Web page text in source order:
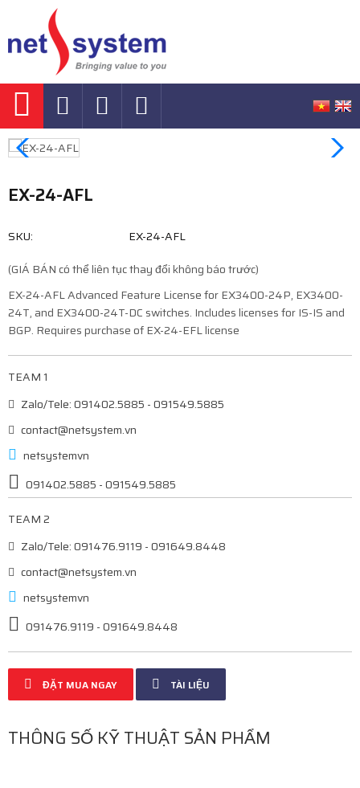
EX-24-AFL
SKU:
EX-24-AFL
(GIÁ BÁN có thể liên tục thay đổi không báo trước)
EX-24-AFL Advanced Feature License for EX3400-24P, EX3400-
24T, and EX3400-24T-DC switches. Includes licenses for IS-IS and
BGP. Requires purchase of EX-24-EFL license
TEAM 1
Zalo/Tele: 091402.5885 - 091549.5885
contact@netsystem.vn
netsystemvn
091402.5885 - 091549.5885
TEAM 2
Zalo/Tele: 091476.9119 - 091649.8448
contact@netsystem.vn
netsystemvn
091476.9119 - 091649.8448
ĐẶT MUA NGAY TÀI LIỆU
THÔNG SỐ KỸ THUẬT SẢN PHẨM